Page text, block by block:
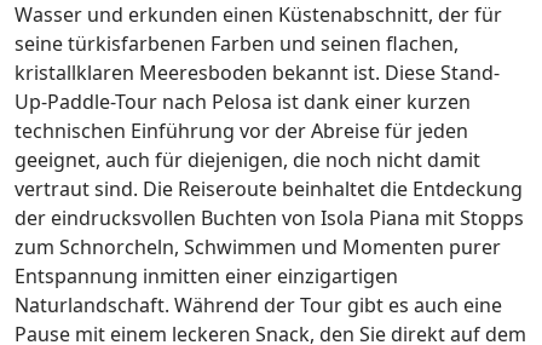
Wasser und erkunden einen Küstenabschnitt, der für
seine türkisfarbenen Farben und seinen flachen,
kristallklaren Meeresboden bekannt ist. Diese Stand-
Up-Paddle-Tour nach Pelosa ist dank einer kurzen
technischen Einführung vor der Abreise für jeden
geeignet, auch für diejenigen, die noch nicht damit
vertraut sind. Die Reiseroute beinhaltet die Entdeckung
der eindrucksvollen Buchten von Isola Piana mit Stopps
zum Schnorcheln, Schwimmen und Momenten purer
Entspannung inmitten einer einzigartigen
Naturlandschaft. Während der Tour gibt es auch eine
Pause mit einem leckeren Snack, den Sie direkt auf dem